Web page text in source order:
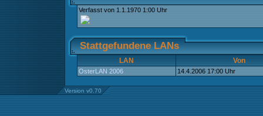
Verfasst von 1.1.1970 1:00 Uhr
Stattgefundene LANs
LAN Von
OsterLAN 2006 14.4.2006 17:00 Uhr
Version v0.70